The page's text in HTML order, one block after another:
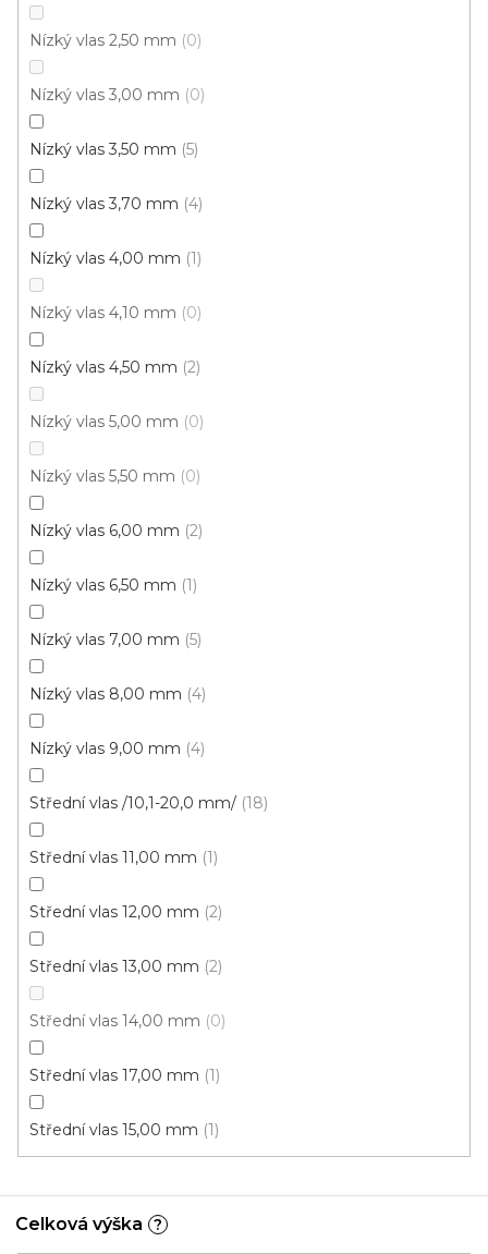
Nízký vlas 2,50 mm 0
Nízký vlas 3,00 mm 0
Nízký vlas 3,50 mm 5
Nízký vlas 3,70 mm 4
Nízký vlas 4,00 mm 1
Nízký vlas 4,10 mm 0
Nízký vlas 4,50 mm 2
Nízký vlas 5,00 mm 0
Nízký vlas 5,50 mm 0
Nízký vlas 6,00 mm 2
Nízký vlas 6,50 mm 1
Nízký vlas 7,00 mm 5
Nízký vlas 8,00 mm 4
Nízký vlas 9,00 mm 4
Střední vlas /10,1-20,0 mm/ 18
Střední vlas 11,00 mm 1
Střední vlas 12,00 mm 2
Střední vlas 13,00 mm 2
Střední vlas 14,00 mm 0
Střední vlas 17,00 mm 1
Střední vlas 15,00 mm 1
Celková výška ?
Koberec metráž NEW ORLEANS /tex 770
Skladem externě, odesíláme do 2-3 dnů
189 Kč
4 m
Koberec metráž EFEKT / filc 5151
Skladem externě, odesíláme do 2-3 dnů
od195 Kč/ m2
4 m